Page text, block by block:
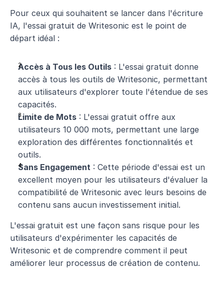
Pour ceux qui souhaitent se lancer dans l'écriture
IA, l'essai gratuit de Writesonic est le point de
départ idéal :
Accès à Tous les Outils : L'essai gratuit donne
accès à tous les outils de Writesonic, permettant
aux utilisateurs d'explorer toute l'étendue de ses
capacités.
Limite de Mots : L'essai gratuit offre aux
utilisateurs 10 000 mots, permettant une large
exploration des différentes fonctionnalités et
outils.
Sans Engagement : Cette période d'essai est un
excellent moyen pour les utilisateurs d'évaluer la
compatibilité de Writesonic avec leurs besoins de
contenu sans aucun investissement initial.
L'essai gratuit est une façon sans risque pour les
utilisateurs d'expérimenter les capacités de
Writesonic et de comprendre comment il peut
améliorer leur processus de création de contenu.